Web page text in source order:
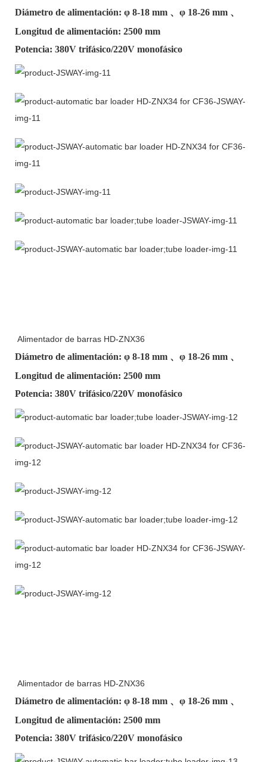
Diámetro de alimentación: φ 8-18 mm 、φ 18-26 mm 、
Longitud de alimentación: 2500 mm
Potencia: 380V trifásico/220V monofásico
Alimentador de barras HD-ZNX36
Diámetro de alimentación: φ 8-18 mm 、φ 18-26 mm 、
Longitud de alimentación: 2500 mm
Potencia: 380V trifásico/220V monofásico
Alimentador de barras HD-ZNX36
Diámetro de alimentación: φ 8-18 mm 、φ 18-26 mm 、
Longitud de alimentación: 2500 mm
Potencia: 380V trifásico/220V monofásico